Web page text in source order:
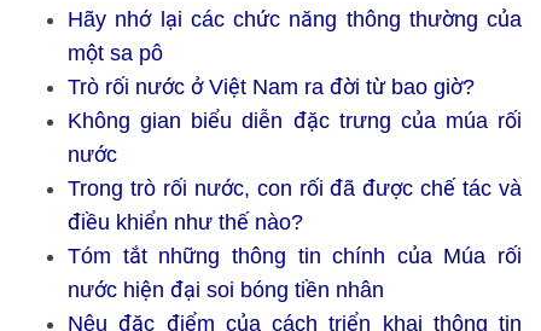
Hãy nhớ lại các chức năng thông thường của
một sa pô
Trò rối nước ở Việt Nam ra đời từ bao giờ?
Không gian biểu diễn đặc trưng của múa rối
nước
Trong trò rối nước, con rối đã được chế tác và
điều khiển như thế nào?
Tóm tắt những thông tin chính của Múa rối
nước hiện đại soi bóng tiền nhân
Nêu đặc điểm của cách triển khai thông tin